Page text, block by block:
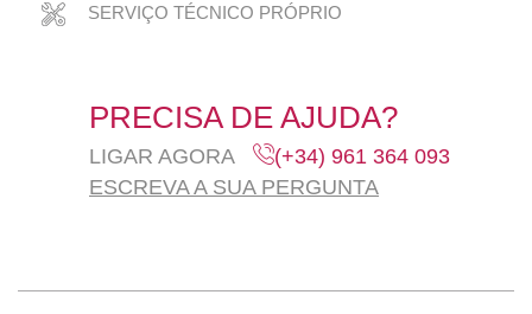
SERVIÇO TÉCNICO PRÓPRIO
PRECISA DE AJUDA?
LIGAR AGORA
(+34) 961 364 093
ESCREVA A SUA PERGUNTA